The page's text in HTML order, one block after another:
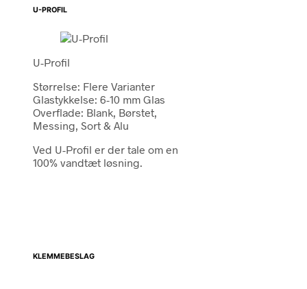
U-PROFIL
U-Profil
Størrelse: Flere Varianter
Glastykkelse: 6-10 mm Glas
Overflade: Blank, Børstet,
Messing, Sort & Alu
Ved U-Profil er der tale om en
100% vandtæt løsning.
KLEMMEBESLAG